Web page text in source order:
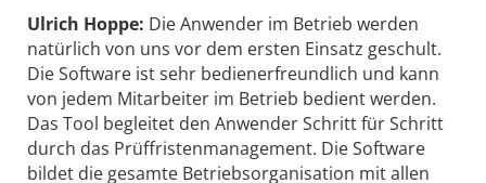
Ulrich Hoppe: Die Anwender im Betrieb werden
natürlich von uns vor dem ersten Einsatz geschult.
Die Software ist sehr bedienerfreundlich und kann
von jedem Mitarbeiter im Betrieb bedient werden.
Das Tool begleitet den Anwender Schritt für Schritt
durch das Prüffristenmanagement. Die Software
bildet die gesamte Betriebsorganisation mit allen